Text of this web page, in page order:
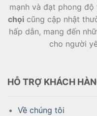
mạnh và đạt phong
chọi cũng cập nhật
hấp dẫn, mang đến
cho người
HỖ TRỢ KHÁCH
Về chúng tôi